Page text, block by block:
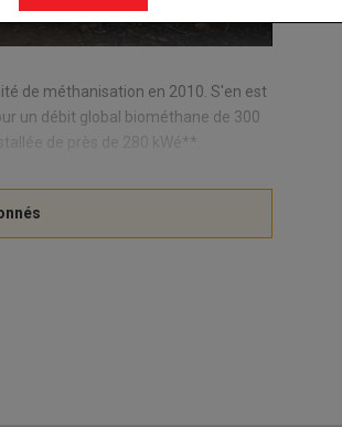
de méthanisation en 2010. S'en est
un débit global biométhane de 300
de près de 280 kWé**.